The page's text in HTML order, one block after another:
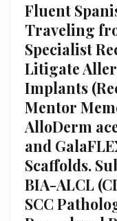
Fluent
Traveling
Specialist
Litigate
Implants
Mentor
AlloDerm
and
Scaffolds.
BIA-ALCL
SCC